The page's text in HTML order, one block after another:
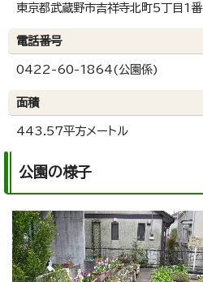
東京都武蔵野市吉祥寺北町5丁目1番
電話番号
0422-60-1864(公園係)
面積
443.57平方メートル
公園の様子